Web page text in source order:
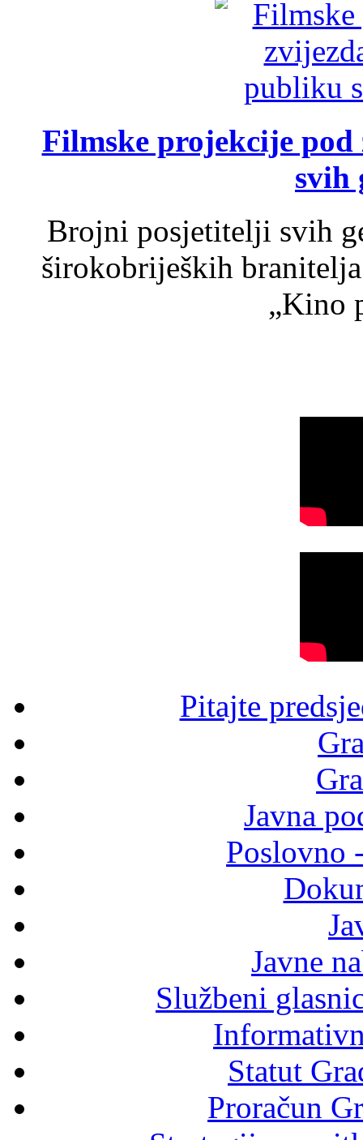
Filmske projekcije
svih
Brojni posjetitelji svih
širokobrijeških
„Kino
Pitajte
Javna
Poslovno
Javne
Službeni
Statut
Proračun